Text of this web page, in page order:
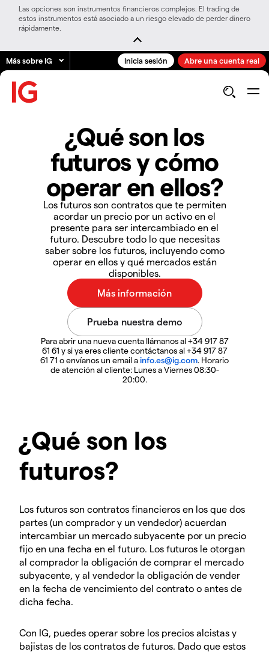
Las opciones son instrumentos financieros complejos. El trading de
estos instrumentos está asociado a un riesgo elevado de perder dinero
rápidamente.
Más sobre IG Inicia sesión Abre una cuenta real
¿Qué son los
futuros y cómo
operar en ellos?
Los futuros son contratos que te permiten
acordar un precio por un activo en el
presente para ser intercambiado en el
futuro. Descubre todo lo que necesitas
saber sobre los futuros, incluyendo como
operar en ellos y qué mercados están
disponibles.
Para abrir una nueva cuenta llámanos al +34 917 87
61 61 y si ya eres cliente contáctanos al +34 917 87
61 71 o envíanos un email ainfo.es@ig.com. Horario
de atención al cliente: Lunes a Viernes 08:30-
20:00.
¿Qué son los
futuros?
Los futuros son contratos financieros en los que dos
partes (un comprador y un vendedor) acuerdan
intercambiar un mercado subyacente por un precio
fijo en una fecha en el futuro. Los futuros le otorgan
al comprador la obligación de comprar el mercado
subyacente, y al vendedor la obligación de vender
en la fecha de vencimiento del contrato o antes de
dicha fecha.
Con IG, puedes operar sobre los precios alcistas y
bajistas de los contratos de futuros. Dado que estos